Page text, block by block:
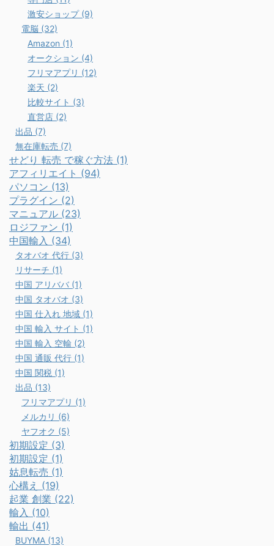
激安ショップ (9)
電脳 (32)
Amazon (1)
オークション (4)
フリマアプリ (12)
楽天 (2)
比較サイト (3)
直営店 (2)
出品 (7)
無在庫転売 (7)
せどり 転売 で稼ぐ方法 (1)
アフィリエイト (94)
パソコン (13)
プラグイン (2)
マニュアル (23)
ロジファン (1)
中国輸入 (34)
タオバオ 代行 (3)
リサーチ (1)
中国 アリババ (1)
中国 タオバオ (3)
中国 仕入れ 地域 (1)
中国 輸入 サイト (1)
中国 輸入 空輸 (2)
中国 通販 代行 (1)
中国 関税 (1)
出品 (13)
フリマアプリ (1)
メルカリ (6)
ヤフオク (5)
初期設定 (3)
初期設定 (1)
姑息転売 (1)
心構え (19)
起業 創業 (22)
輸入 (10)
輸出 (41)
BUYMA (13)